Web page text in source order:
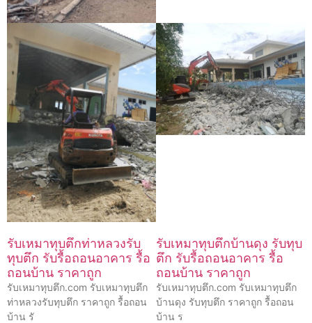
รับเหมาทุบตึกท่าหลวงรับ
ทุบตึก รับรื้อถอนอาคาร รื้อ
ถอนบ้าน ราคาถูก
รับเหมาทุบตึก.com รับเหมาทุบตึก
ท่าหลวงรับทุบตึก ราคาถูก รื้อถอน
บ้าน รั
รับเหมาทุบตึกบ้านดุง รับทุบ
ตึก รับรื้อถอนอาคาร รื้อ
ถอนบ้าน ราคาถูก
รับเหมาทุบตึก.com รับเหมาทุบตึก
บ้านดุง รับทุบตึก ราคาถูก รื้อถอน
บ้าน ร